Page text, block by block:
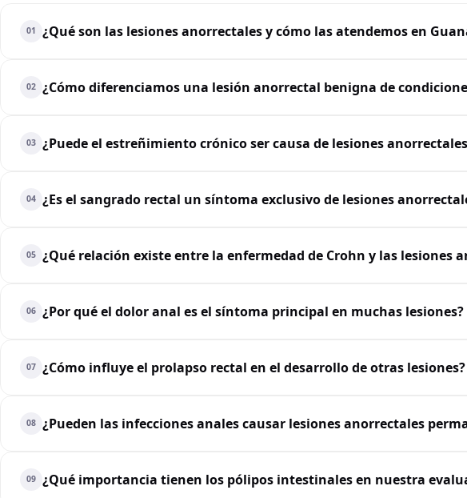
01 ¿Qué son las lesiones anorrectales y cómo las atendemos en
02 ¿Cómo diferenciamos una lesión anorrectal benigna de
03 ¿Puede el estreñimiento crónico ser causa de lesiones
04 ¿Es el sangrado rectal un síntoma exclusivo de lesiones
05 ¿Qué relación existe entre la enfermedad de Crohn y las lesiones
06 ¿Por qué el dolor anal es el síntoma principal en muchas lesiones?
07 ¿Cómo influye el prolapso rectal en el desarrollo de otras lesiones?
08 ¿Pueden las infecciones anales causar lesiones anorrectales
09 ¿Qué importancia tienen los pólipos intestinales en nuestra